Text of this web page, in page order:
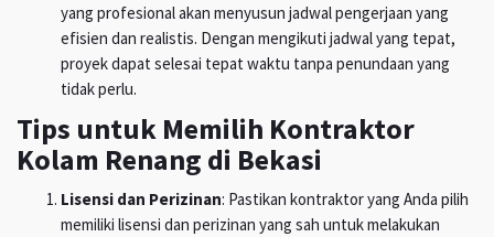
yang profesional akan menyusun jadwal pengerjaan yang
efisien dan realistis. Dengan mengikuti jadwal yang tepat,
proyek dapat selesai tepat waktu tanpa penundaan yang
tidak perlu.
Tips untuk Memilih Kontraktor
Kolam Renang di Bekasi
Lisensi dan Perizinan: Pastikan kontraktor yang Anda pilih
memiliki lisensi dan perizinan yang sah untuk melakukan